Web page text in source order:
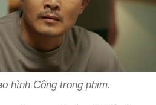
hình Công trong phim.